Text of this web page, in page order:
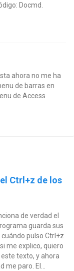
Docmd.
ahora no me ha
de barras en
de Access
Ctrl+z de los
de verdad el
guarda sus
pulso Ctrl+z
me explico, quiero
texto, y ahora
me paro. El...